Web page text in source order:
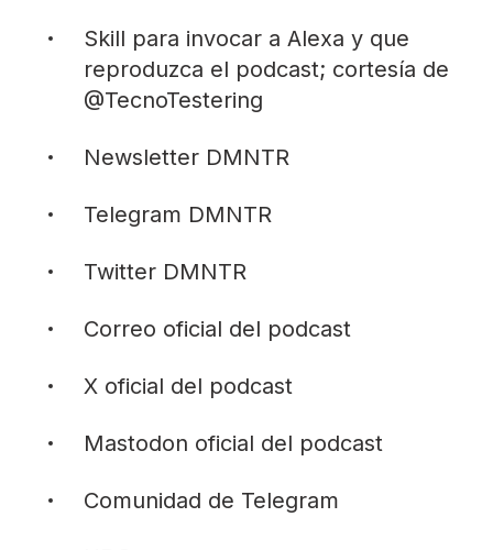
Skill para invocar a Alexa y que
reproduzca el podcast; cortesía de
@TecnoTestering
Newsletter DMNTR
Telegram DMNTR
Twitter DMNTR
Correo oficial del podcast
X oficial del podcast
Mastodon oficial del podcast
Comunidad de Telegram